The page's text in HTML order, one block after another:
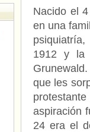
Nacido el
en una
1912 y la
que les
aspiración
24 era el